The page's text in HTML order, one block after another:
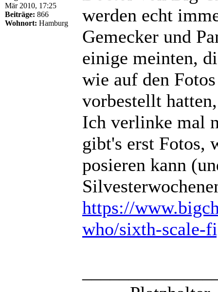
Mär 2010, 17:25
Beiträge: 866
Wohnort: Hamburg
werden echt
Gemecker und
einige meinten,
wie auf den
vorbestellt
Ich verlinke mal
gibt's erst Fotos,
posieren kann
https://
who/sixth-scale-